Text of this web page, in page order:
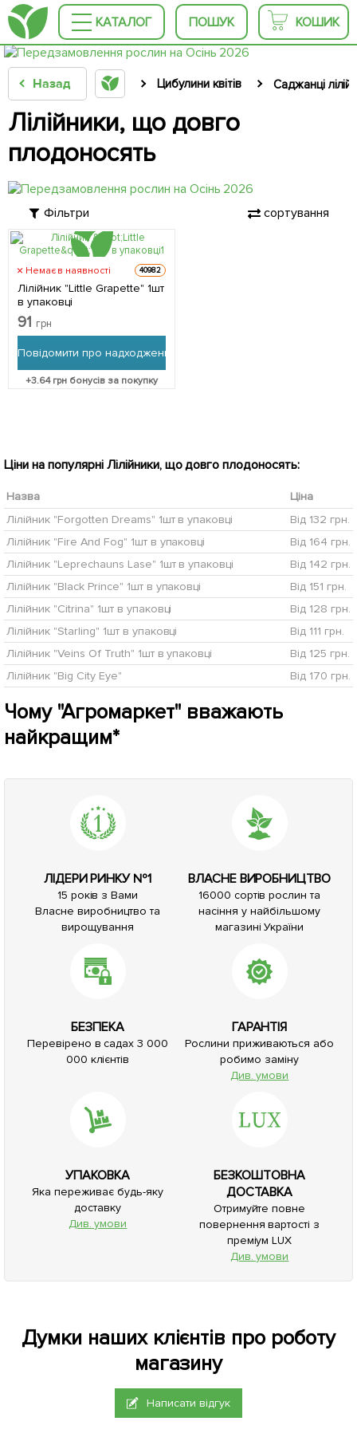
КАТАЛОГ ПОШУК КОШИК
Назад Цибулини квітів Саджанці
Лілійники, що довго
плодоносять
Фільтри сортування
Немає в наявності 40982
Лілійник "Little Grapette" 1шт
в упаковці
91 грн
Повідомити про надходження
+3.64грн бонусів за покупку
Ціни на популярні Лілійники, що довго плодоносять:
Назва
Ціна
Лілійник "Forgotten Dreams" 1шт в упаковці
Від 132 грн.
Лілійник "Fire And Fog" 1шт в упаковці
Від 164 грн.
Лілійник "Leprechauns Lase" 1шт в упаковці
Від 142 грн.
Лілійник "Black Prince" 1шт в упаковці
Від 151 грн.
Лілійник "Citrina" 1шт в упаковці
Від 128 грн.
Лілійник "Starling" 1шт в упаковці
Від 111 грн.
Лілійник "Veins Of Truth" 1шт в упаковці
Від 125 грн.
Лілійник "Big City Eye"
Від 170 грн.
Чому "Агромаркет" вважають
найкращим*
ЛІДЕРИ РИНКУ №1
15 років з Вами
Власне виробництво та
вирощування
ВЛАСНЕ ВИРОБНИЦТВО
16000 сортів рослин та
насіння у найбільшому
магазині України
БЕЗПЕКА
Перевірено в садах 3 000
000 клієнтів
ГАРАНТІЯ
Рослини приживаються або
робимо заміну
Див. умови
УПАКОВКА
Яка переживає будь-яку
доставку
Див. умови
БЕЗКОШТОВНА
ДОСТАВКА
Отримуйте повне
повернення вартості з
преміум LUX
Див. умови
Думки наших клієнтів про роботу
магазину
Написати відгук